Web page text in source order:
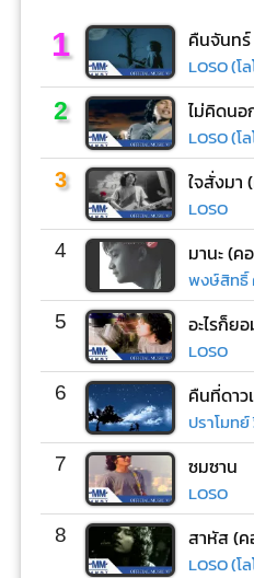
1 คืนจันทร์
LOSO (โ
2 ไม่คิดนอ
LOSO (โ
3 ใจสั่งมา
LOSO
4 มานะ (ค
พงษ์สิทธิ์
5 อะไรก็ย
LOSO
6 คืนที่ดาว
ปราโมทย์
7 ซมซาน
LOSO
8 สาหัส (
LOSO (โ